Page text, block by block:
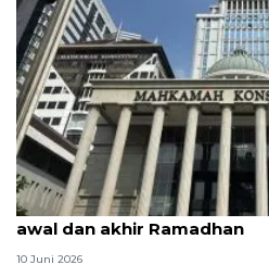
MK uji materi UU Peradilan
awal dan akhir Ramadhan
10 Juni 2026